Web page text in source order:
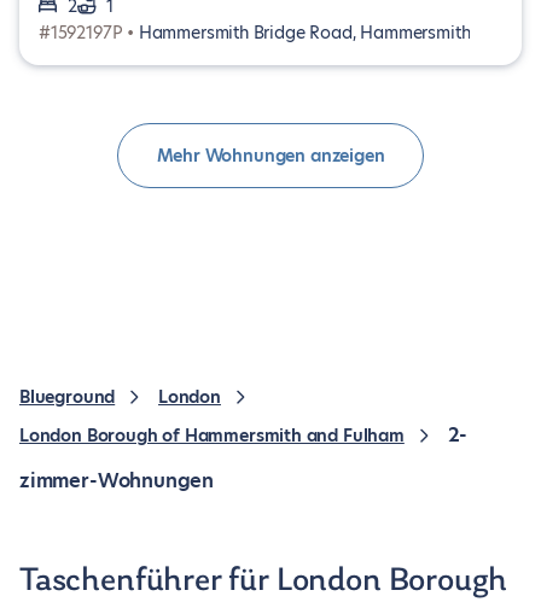
2
1
#1592197P • Hammersmith Bridge Road, Hammersmith
Mehr Wohnungen anzeigen
Blueground
London
London Borough of Hammersmith and Fulham
2-
zimmer-Wohnungen
Taschenführer für London Borough